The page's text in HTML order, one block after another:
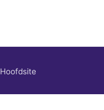
Hoofdsite